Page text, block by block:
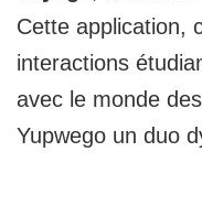
Cette application,
interactions
avec le monde
Yupwego un duo